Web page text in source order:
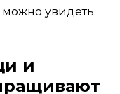
увидеть
и